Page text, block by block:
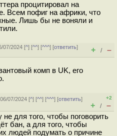
процитировал на
Всем пофиг на африки, что
Лишь бы не воняли и
07/2024 [^] [^^] [^^^] [ответить]
+ / –
комп в UK, его
07/2024 [^] [^^] [^^^] [ответить]
+2
+ / –
для того, чтобы поговорить
бан, а для того, чтобы
людей подумать о причине